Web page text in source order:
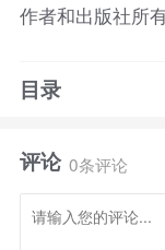
作者和出版社所
战火为何而燃，
目录
评论 0条评论